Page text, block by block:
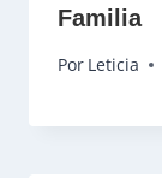
Familia
Por Leticia